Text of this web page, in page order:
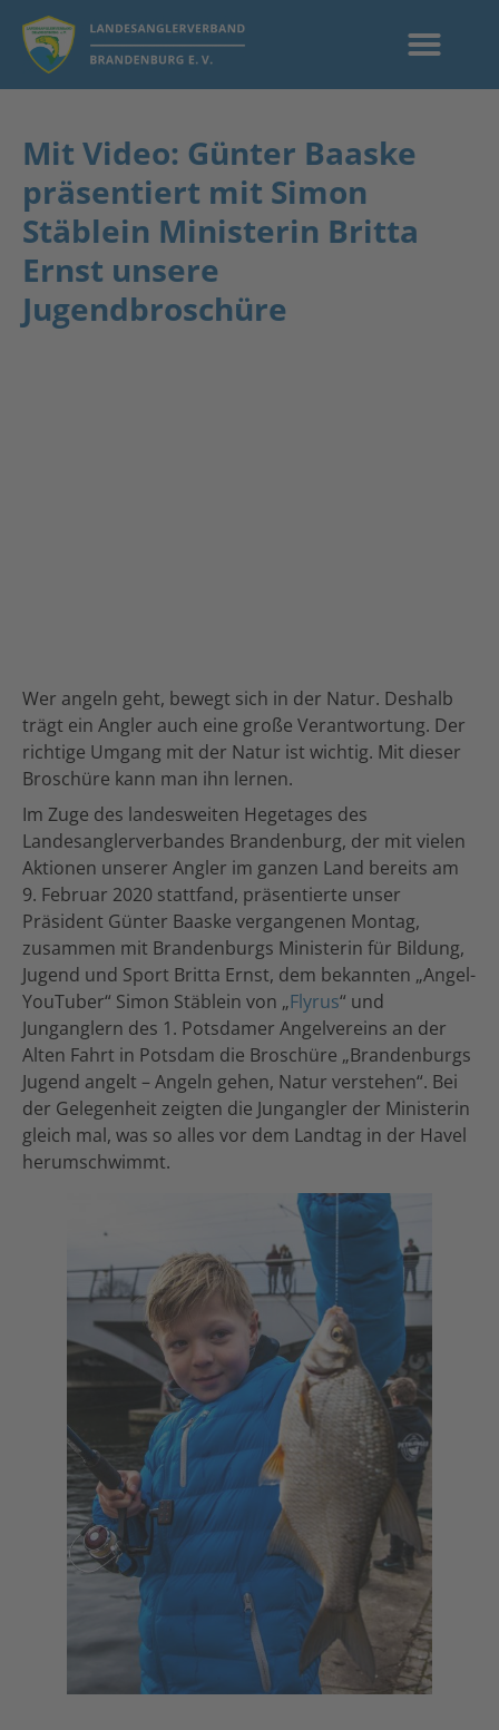
Mit Video: Günter Baaske
präsentiert mit Simon
Stäblein Ministerin Britta
Ernst unsere
Jugendbroschüre
Wer angeln geht, bewegt sich in der Natur. Deshalb
trägt ein Angler auch eine große Verantwortung. Der
richtige Umgang mit der Natur ist wichtig. Mit dieser
Broschüre kann man ihn lernen.
Im Zuge des landesweiten Hegetages des
Landesanglerverbandes Brandenburg, der mit vielen
Aktionen unserer Angler im ganzen Land bereits am
9. Februar 2020 stattfand, präsentierte unser
Präsident Günter Baaske vergangenen Montag,
zusammen mit Brandenburgs Ministerin für Bildung,
Jugend und Sport Britta Ernst, dem bekannten „Angel-
YouTuber“ Simon Stäblein von „Flyrus“ und
Junganglern des 1. Potsdamer Angelvereins an der
Alten Fahrt in Potsdam die Broschüre „Brandenburgs
Jugend angelt – Angeln gehen, Natur verstehen“. Bei
der Gelegenheit zeigten die Jungangler der Ministerin
gleich mal, was so alles vor dem Landtag in der Havel
herumschwimmt.